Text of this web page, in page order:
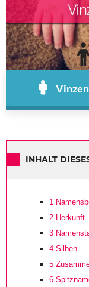
INHALT
1
2 Herkunft
3
4 Silben
5
6